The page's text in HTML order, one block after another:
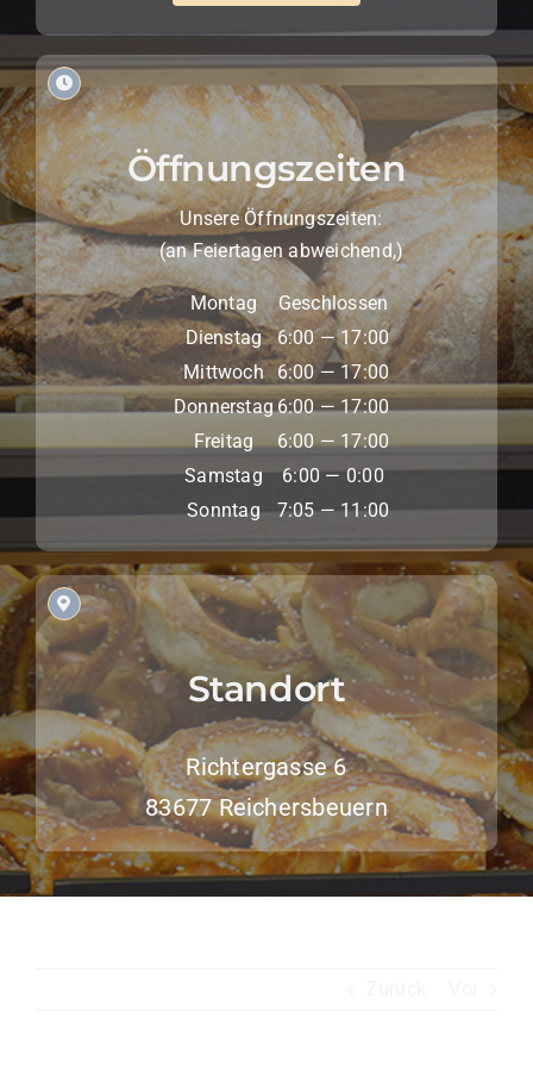
Standort
Richtergasse 6
83677 Reichersbeuern
Öffnungszeiten
Unsere Öffnungszeiten:
(an Feiertagen abweichend,)
Montag
Geschlossen
Dienstag
6:00 — 17:00
Mittwoch
6:00 — 17:00
Donnerstag6:00 — 17:00
Freitag
6:00 — 17:00
Samstag
6:00 — 0:00
Sonntag
7:05 — 11:00